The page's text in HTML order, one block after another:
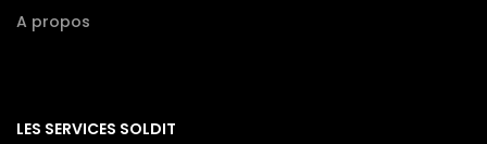
A propos
LES SERVICES SOLDIT